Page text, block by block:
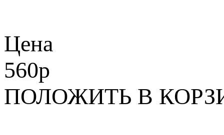
Цена
560p
ПОЛОЖИТЬ В